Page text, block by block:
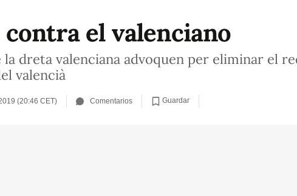
contra el valenciano
dreta valenciana advoquen per eliminar el
valencià
(20:46 CET) Comentarios Guardar